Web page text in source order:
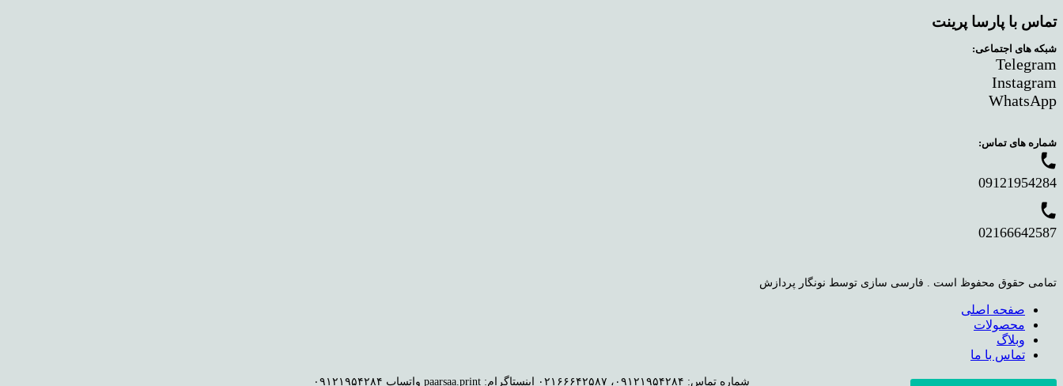
تماس با پارسا پرینت
شبکه های اجتماعی:
Telegram
Instagram
WhatsApp
شماره های تماس:
phone
09121954284
phone
02166642587
تمامی حقوق محفوظ است . فارسی سازی توسط نونگار پردازش
صفحه اصلی
محصولات
وبلاگ
تماس با ما
شماره تماس: ۰۹۱۲۱۹۵۴۲۸۴، ۰۲۱۶۶۶۴۲۵۸۷ اینستاگرام: paarsaa.print واتساپ ۰۹۱۲۱۹۵۴۲۸۴